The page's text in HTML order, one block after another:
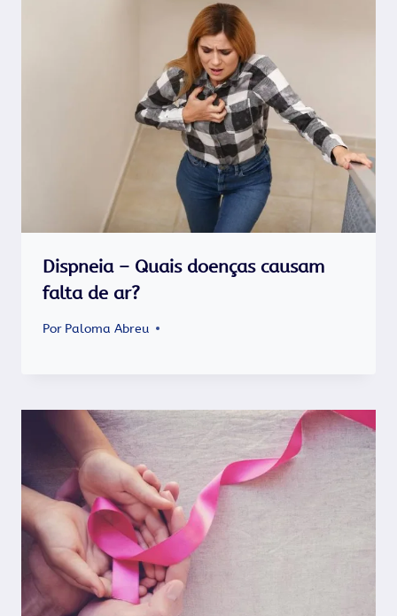
Dispneia – Quais doenças causam
falta de ar?
Por Paloma Abreu